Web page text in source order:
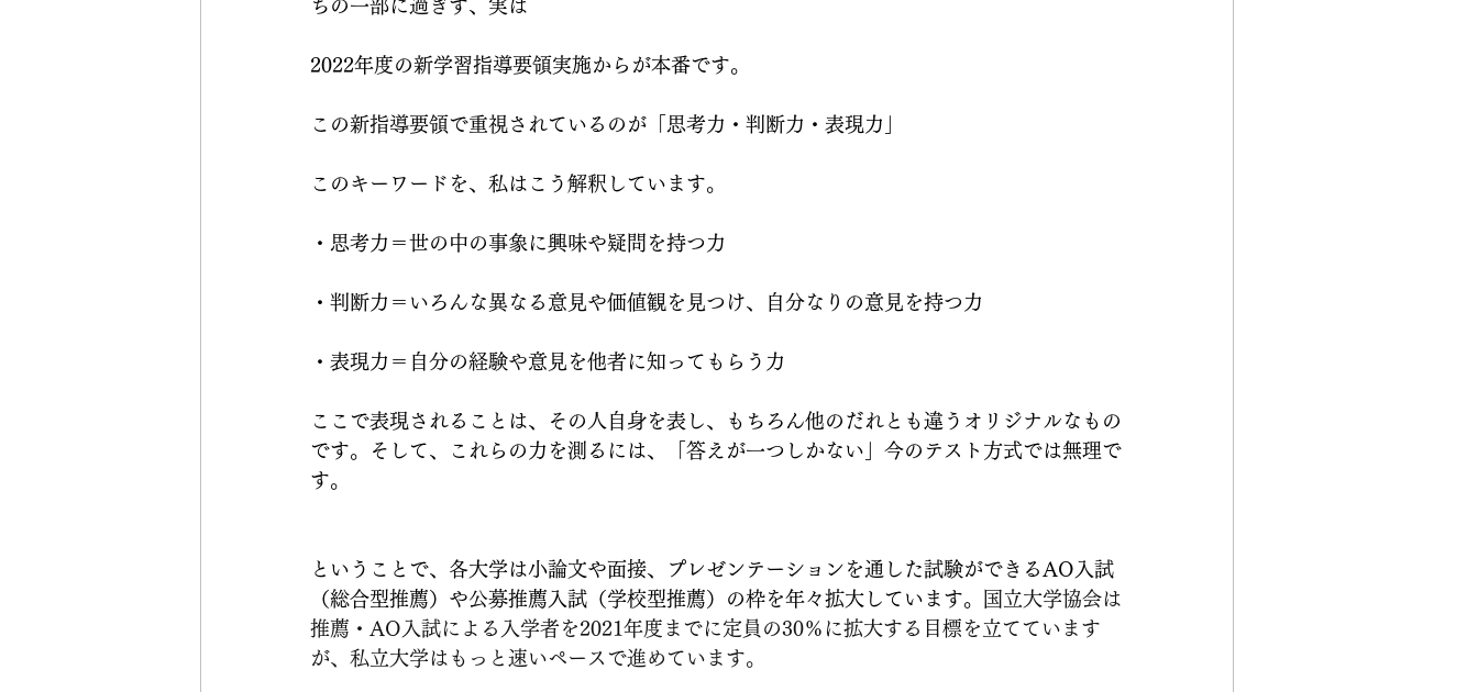
ちの一部に過ぎず、実は
2022年度の新学習指導要領実施からが本番です。
この新指導要領で重視されているのが「思考力・判断力・表現力」
このキーワードを、私はこう解釈しています。
・思考力＝世の中の事象に興味や疑問を持つ力
・判断力＝いろんな異なる意見や価値観を見つけ、自分なりの意見を持つ力
・表現力＝自分の経験や意見を他者に知ってもらう力
ここで表現されることは、その人自身を表し、もちろん他のだれとも違うオリジナルなもの
です。そして、これらの力を測るには、「答えが一つしかない」今のテスト方式では無理で
す。
ということで、各大学は小論文や面接、プレゼンテーションを通した試験ができるAO入試
（総合型推薦）や公募推薦入試（学校型推薦）の枠を年々拡大しています。
国立大学協会は
推薦・AO入試による入学者を2021年度までに定員の30％に拡大する目標を立てています
が、私立大学はもっと速いペースで進めています。